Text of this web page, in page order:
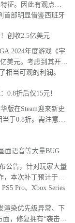
征。因此有观点认
首部明显借鉴西班牙
创收2.5亿美元
2024年度游戏《宇
美元。考虑到其开发
相当可观的利润。
折后仅15元！
版在Steam迎来新史
于0.8折。需注意，
语音等大量BUG
告，针对玩家大量
，本次补丁预计于下
Pro、Xbox Series
染优先级异常、下
，修复拥有“袭击对